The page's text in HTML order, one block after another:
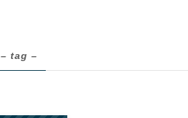
– tag –